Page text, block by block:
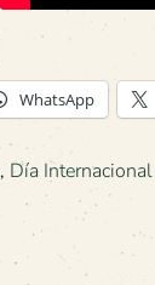
WhatsApp
, Día